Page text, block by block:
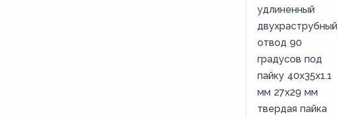
удлиненный
двухраструбный
отвод 90
градусов под
пайку 40х35х1.1
мм 27х29 мм
твердая пайка